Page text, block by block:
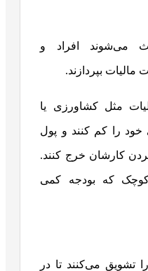
می‌شوند افراد و
بپردازند.
مثل کشاورزی یا
خود را کم کنند و پول
کارشان خرج کنند.
که بودجه کمی
تشویق می‌کنند تا در